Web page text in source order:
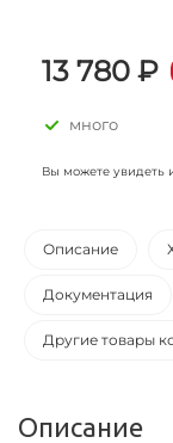
13 780 ₽
много
Вы можете увидеть
Описание
Документация
Другие товары
Описание